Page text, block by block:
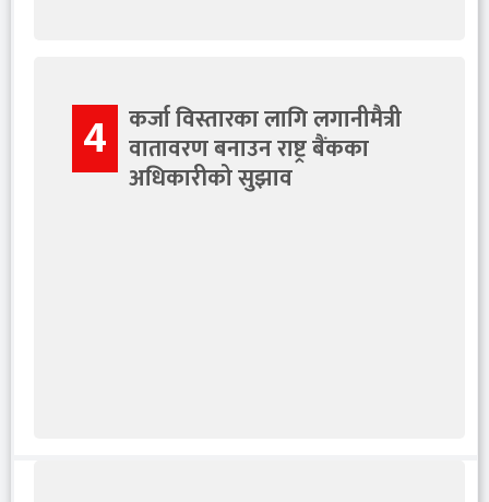
4 कर्जा विस्तारका लागि लगानीमैत्री
वातावरण बनाउन राष्ट्र बैंकका
अधिकारीको सुझाव